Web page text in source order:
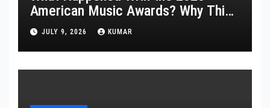
American Music Awards? Why This
Year’s Ceremony Fell Flat
JULY 9, 2026 KUMAR